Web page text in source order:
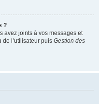
?
avez joints à vos messages et
l’utilisateur puis Gestion des